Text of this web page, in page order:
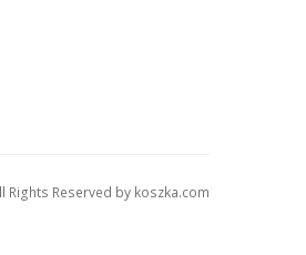
Rights Reserved by koszka.com